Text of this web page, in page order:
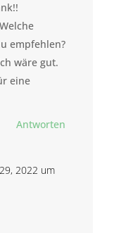
empfehlen?
wäre gut.
eine
Antworten
2022 um